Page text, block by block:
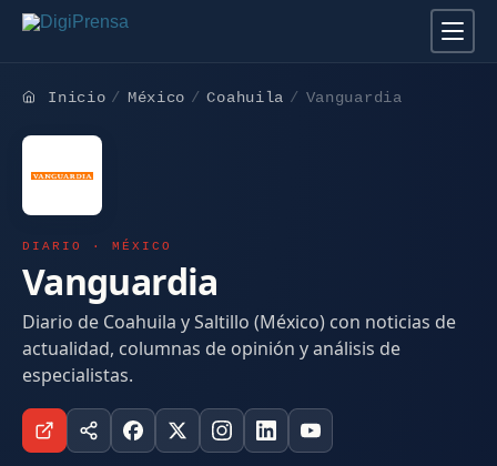
Inicio México Coahuila Vanguardia
DIARIO · MÉXICO
Vanguardia
Diario de Coahuila y Saltillo (México) con noticias de
actualidad, columnas de opinión y análisis de
especialistas.